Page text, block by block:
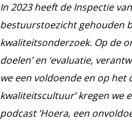
In 2023 heeft de Inspectie
bestuurstoezicht gehouden
kwaliteitsonderzoek. Op de
doelen’ en ‘evaluatie,
we een voldoende en op het
kwaliteitscultuur’ kregen we
podcast ’Hoera, een